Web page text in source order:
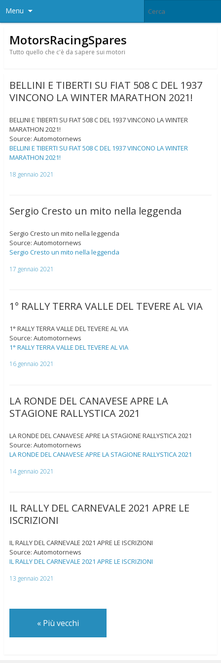
Menu
MotorsRacingSpares
Tutto quello che c'è da sapere sui motori
BELLINI E TIBERTI SU FIAT 508 C DEL 1937
VINCONO LA WINTER MARATHON 2021!
BELLINI E TIBERTI SU FIAT 508 C DEL 1937 VINCONO LA WINTER
MARATHON 2021!
Source: Automotornews
BELLINI E TIBERTI SU FIAT 508 C DEL 1937 VINCONO LA WINTER
MARATHON 2021!
18 gennaio 2021
Sergio Cresto un mito nella leggenda
Sergio Cresto un mito nella leggenda
Source: Automotornews
Sergio Cresto un mito nella leggenda
17 gennaio 2021
1° RALLY TERRA VALLE DEL TEVERE AL VIA
1° RALLY TERRA VALLE DEL TEVERE AL VIA
Source: Automotornews
1° RALLY TERRA VALLE DEL TEVERE AL VIA
16 gennaio 2021
LA RONDE DEL CANAVESE APRE LA
STAGIONE RALLYSTICA 2021
LA RONDE DEL CANAVESE APRE LA STAGIONE RALLYSTICA 2021
Source: Automotornews
LA RONDE DEL CANAVESE APRE LA STAGIONE RALLYSTICA 2021
14 gennaio 2021
IL RALLY DEL CARNEVALE 2021 APRE LE
ISCRIZIONI
IL RALLY DEL CARNEVALE 2021 APRE LE ISCRIZIONI
Source: Automotornews
IL RALLY DEL CARNEVALE 2021 APRE LE ISCRIZIONI
13 gennaio 2021
«Più vecchi